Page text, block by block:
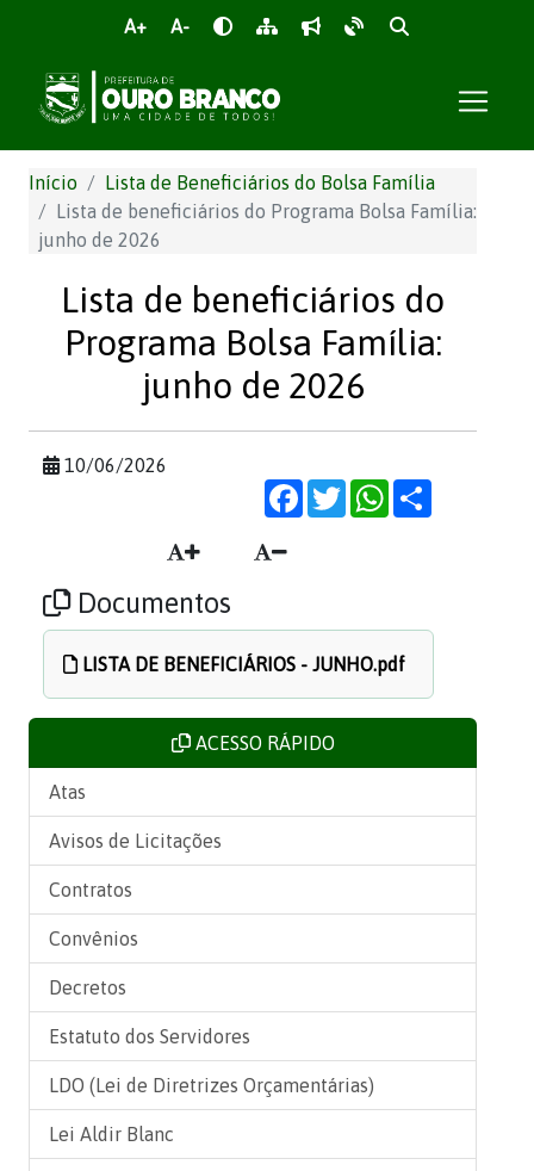
A+ A-
Início
Lista de Beneficiários do Bolsa Família
Lista de beneficiários do Programa Bolsa Família:
junho de 2026
Lista de beneficiários do
Programa Bolsa Família:
junho de 2026
10/06/2026
Facebook
TwitterWhatsApp
Documentos
LISTA DE BENEFICIÁRIOS - JUNHO.pdf
ACESSO RÁPIDO
Atas
Avisos de Licitações
Contratos
Convênios
Decretos
Estatuto dos Servidores
LDO (Lei de Diretrizes Orçamentárias)
Lei Aldir Blanc